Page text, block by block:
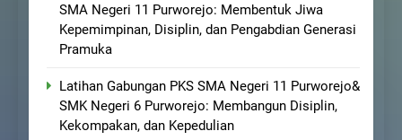
SMA Negeri 11 Purworejo: Membentuk Jiwa
Kepemimpinan, Disiplin, dan Pengabdian Generasi
Pramuka
Latihan Gabungan PKS SMA Negeri 11 Purworejo&
SMK Negeri 6 Purworejo: Membangun Disiplin,
Kekompakan, dan Kepedulian